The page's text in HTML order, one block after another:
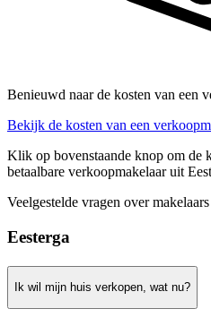
Benieuwd naar de kosten van een
Bekijk de kosten van een
Klik op bovenstaande knop om de
betaalbare verkoopmakelaar uit
Veelgestelde vragen over
Eesterga
Ik wil mijn huis verkopen, wat nu?